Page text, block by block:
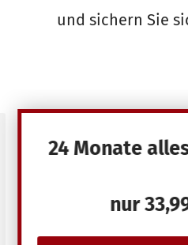
und sichern Sie
24 Monate
nur